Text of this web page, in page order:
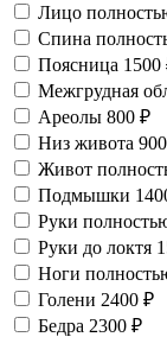
Лицо
Спина
Поясница 1500
Межгрудная
Ареолы 800 ₽
Низ живота
Живот
Подмышки
Руки
Руки до локтя
Ноги
Голени 2400 ₽
Бедра 2300 ₽